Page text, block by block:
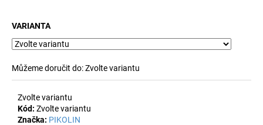
VARIANTA
Můžeme doručit do:Zvolte variantu
Zvolte variantu
Kód: Zvolte variantu
Značka: PIKOLIN
u
č
j
e
m
e